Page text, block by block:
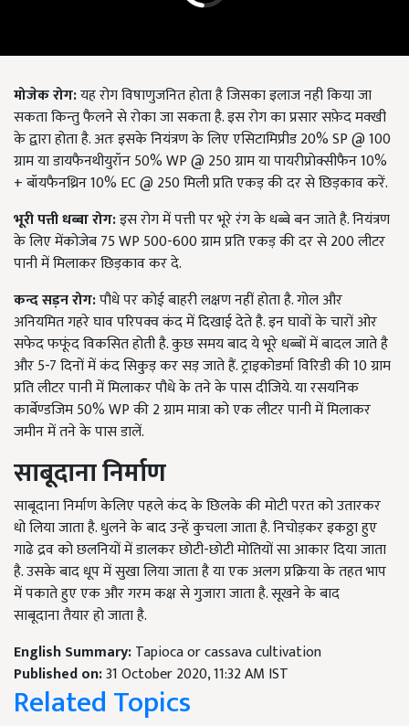
मोजेक रोग:यह रोग विषाणुजनित होता है जिसका इलाज नही किया जा
सकता किन्तु फैलने से रोका जा सकता है. इस रोग का प्रसार सफ़ेद मक्खी
के द्वारा होता है. अतः इसके नियंत्रण के लिए एसिटामिप्रीड 20% SP @ 100
ग्राम या डायफैनथीयुरॉन 50% WP @ 250 ग्राम या पायरीप्रोक्सीफैन 10%
+ बॉयफैनथ्रिन 10% EC @ 250 मिली प्रति एकड़ की दर से छिड़काव करें.
भूरी पत्ती धब्बा रोग:इस रोग में पत्ती पर भूरे रंग के धब्बे बन जाते है. नियंत्रण
के लिए मेंकोजेब 75 WP 500-600 ग्राम प्रति एकड़ की दर से 200 लीटर
पानी में मिलाकर छिड़काव कर दे.
कन्द सड़न रोग:पौधे पर कोई बाहरी लक्षण नहीं होता है. गोल और
अनियमित गहरे घाव परिपक्व कंद में दिखाई देते है. इन घावों के चारों ओर
सफेद फफूंद विकसित होती है. कुछ समय बाद ये भूरे धब्बों में बादल जाते है
और 5-7 दिनों में कंद सिकुड़ कर सड़ जाते हैं. ट्राइकोडर्मा विरिडी की 10 ग्राम
प्रति लीटर पानी में मिलाकर पौधे के तने के पास दीजिये. या रसयनिक
कार्बेण्डजिम 50% WP की 2 ग्राम मात्रा को एक लीटर पानी में मिलाकर
जमीन में तने के पास डालें.
साबूदाना निर्माण
साबूदाना निर्माण केलिए पहले कंद के छिलके की मोटी परत को उतारकर
धो लिया जाता है. धुलने के बाद उन्हें कुचला जाता है. निचोड़कर इकठ्ठा हुए
गाढे द्रव को छलनियों में डालकर छोटी-छोटी मोतियों सा आकार दिया जाता
है. उसके बाद धूप में सुखा लिया जाता है या एक अलग प्रक्रिया के तहत भाप
में पकाते हुए एक और गरम कक्ष से गुजारा जाता है. सूखने के बाद
साबूदाना तैयार हो जाता है.
English Summary:Tapioca or cassava cultivation
Published on:31 October 2020, 11:32 AM IST
Related Topics